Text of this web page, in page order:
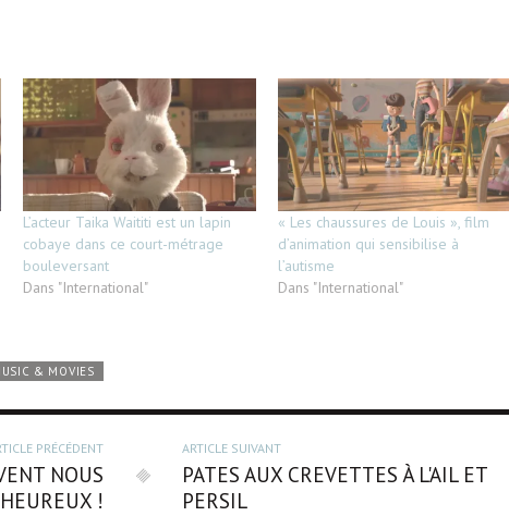
L’acteur Taika Waititi est un lapin
cobaye dans ce court-métrage
bouleversant
Dans "International"
« Les chaussures de Louis », film
d’animation qui sensibilise à
l’autisme
Dans "International"
& MOVIES
PRÉCÉDENT
NOUS
!
ARTICLE SUIVANT
PATES AUX CREVETTES À L'AIL ET
PERSIL